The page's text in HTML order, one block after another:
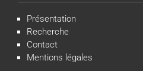
Présentation
Recherche
Contact
Mentions légales